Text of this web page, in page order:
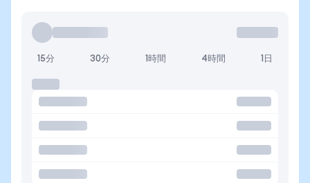
15分 30分 1時間 4時間 1日